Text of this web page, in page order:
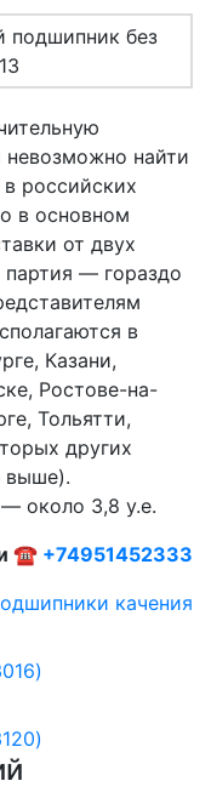
невозможно найти
российских
в основном
от двух
партия — гораздо
в
Казани,
Ростове-на-
Тольятти,
других
выше).
около 3,8 у.е.
☎ +74951452333
качения